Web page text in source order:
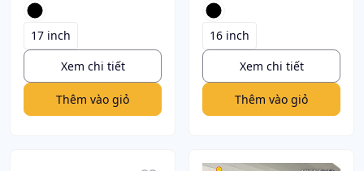
17 inch
Xem chi tiết
Thêm vào giỏ
16 inch
Xem chi tiết
Thêm vào giỏ